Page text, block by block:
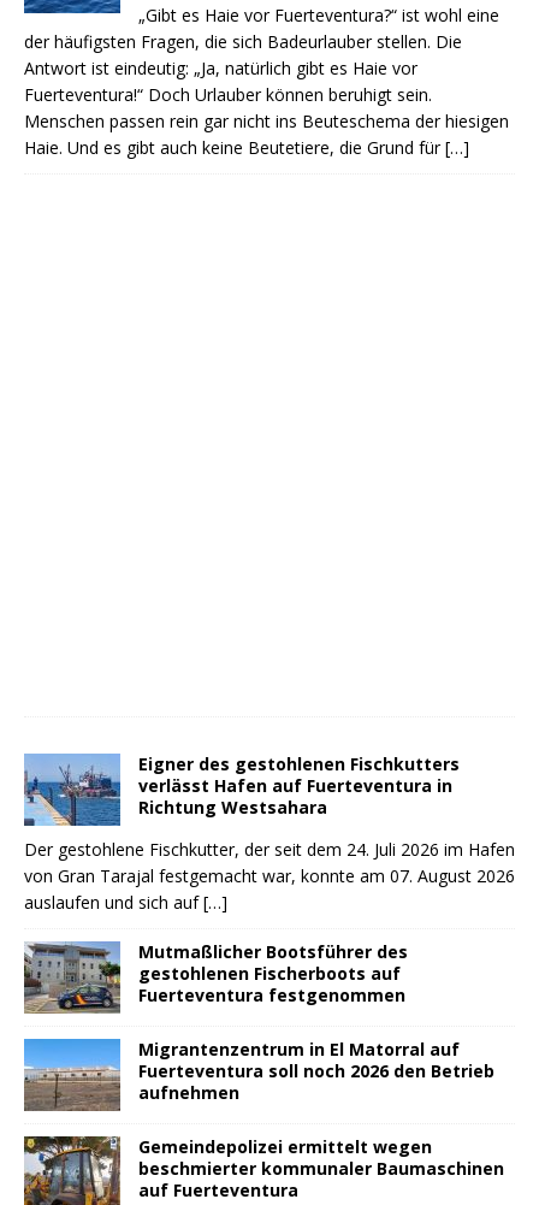
„Gibt es Haie vor Fuerteventura?“ ist wohl eine
der häufigsten Fragen, die sich Badeurlauber stellen. Die
Antwort ist eindeutig: „Ja, natürlich gibt es Haie vor
Fuerteventura!“ Doch Urlauber können beruhigt sein.
Menschen passen rein gar nicht ins Beuteschema der hiesigen
Haie. Und es gibt auch keine Beutetiere, die Grund für[…]
Eigner des gestohlenen Fischkutters
verlässt Hafen auf Fuerteventura in
Richtung Westsahara
Der gestohlene Fischkutter, der seit dem 24. Juli 2026 im Hafen
von Gran Tarajal festgemacht war, konnte am 07. August 2026
auslaufen und sich auf[…]
Mutmaßlicher Bootsführer des
gestohlenen Fischerboots auf
Fuerteventura festgenommen
Migrantenzentrum in El Matorral auf
Fuerteventura soll noch 2026 den Betrieb
aufnehmen
Gemeindepolizei ermittelt wegen
beschmierter kommunaler Baumaschinen
auf Fuerteventura